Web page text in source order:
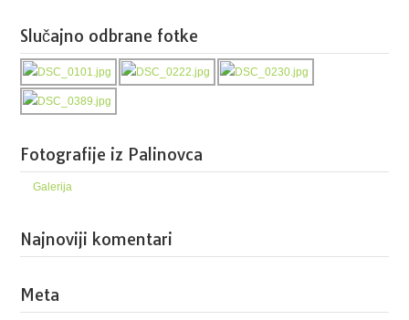
Slučajno odbrane fotke
Fotografije iz Palinovca
Galerija
Najnoviji komentari
Meta